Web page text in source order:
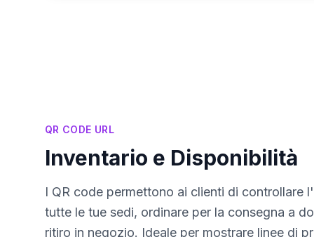
QR CODE URL
Inventario e Disponibilità
I QR code permettono ai clienti di controllare
tutte le tue sedi, ordinare per la consegna a
ritiro in negozio. Ideale per mostrare linee di